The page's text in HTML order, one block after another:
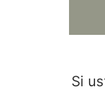
Si